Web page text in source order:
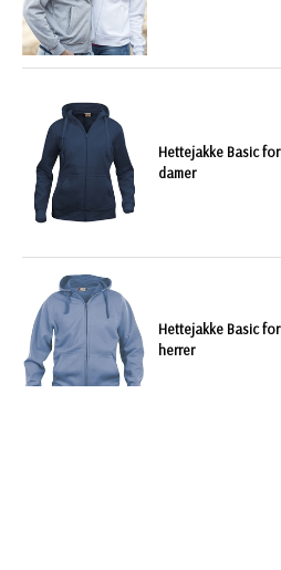
Hettejakke Basic for
damer
Hettejakke Basic for
herrer